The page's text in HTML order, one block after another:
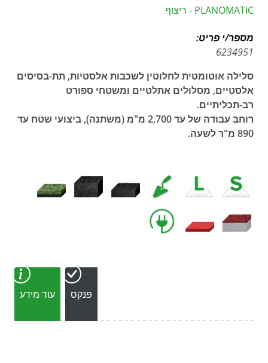
PLANOMATIC - ריצוף
מספר/י פריט:
6234951
סלילה אוטומטית לחלוטין לשכבות אלסטיות, תת-בסיסים
אלסטיים, מסלולים אתלטיים ומשטחי ספורט
רב-תכליתיים.
רוחב עבודה של עד 2,700 מ"מ (משתנה), ביצועי שטח עד
890 מ"ר לשעה.
פנקס עוד מידע